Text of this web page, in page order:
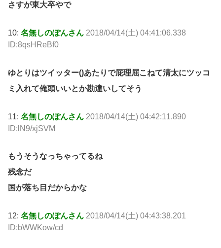
さすが東大卒やで
10: 名無しのぽんさん 2018/04/14(土) 04:41:06.338
ID:8qsHReBf0
ゆとりはツイッター()あたりで屁理屈こねて清太にツッコ
ミ入れて俺頭いいとか勘違いしてそう
11: 名無しのぽんさん 2018/04/14(土) 04:42:11.890
ID:lN9/xjSVM
もうそうなっちゃってるね
残念だ
国が落ち目だからかな
12: 名無しのぽんさん 2018/04/14(土) 04:43:38.201
ID:bWWKow/cd